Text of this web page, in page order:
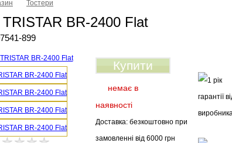
Тостери
TRISTAR BR-2400 Flat
899
Купити
немає в
наявності
Доставка: безкоштовно при
замовленні від 6000 грн